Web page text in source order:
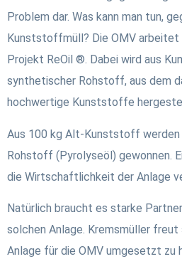
Problem dar. Was kann man tun,
Kunststoffmüll? Die OMV arbeitet
Projekt ReOil ®. Dabei wird aus
synthetischer Rohstoff, aus dem
hochwertige Kunststoffe
Aus 100 kg Alt-Kunststoff
Rohstoff (Pyrolyseöl) gewonnen.
die Wirtschaftlichkeit der Anlage
Natürlich braucht es starke
solchen Anlage. Kremsmüller freut
Anlage für die OMV umgesetzt zu